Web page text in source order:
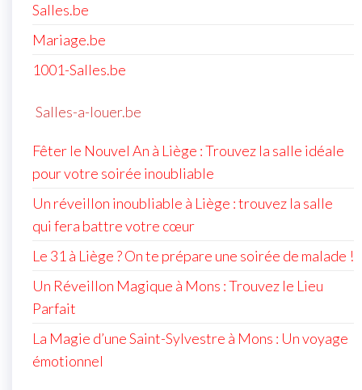
Salles.be
Mariage.be
1001-Salles.be
Salles-a-louer.be
Fêter le Nouvel An à Liège : Trouvez la salle idéale
pour votre soirée inoubliable
Un réveillon inoubliable à Liège : trouvez la salle
qui fera battre votre cœur
Le 31 à Liège ? On te prépare une soirée de malade !
Un Réveillon Magique à Mons : Trouvez le Lieu
Parfait
La Magie d’une Saint-Sylvestre à Mons : Un voyage
émotionnel